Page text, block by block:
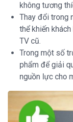
không tương
Thay đổi trong
thể khiến
TV cũ.
Trong một số
phẩm để giải
nguồn lực cho